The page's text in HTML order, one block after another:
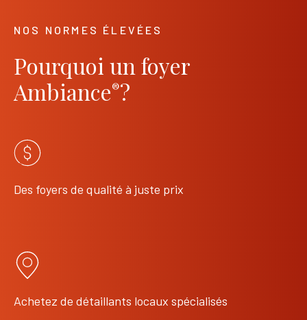
NOS NORMES ÉLEVÉES
Pourquoi un foyer
Ambiance®?
Des foyers de qualité à juste prix
Achetez de détaillants locaux spécialisés